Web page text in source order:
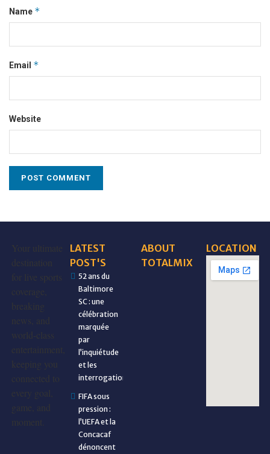
Name *
Email *
Website
Your ultimate
destination
for live sports
coverage,
breaking
news, and
entertainment,
keeping you
connected to
every goal,
game, and
moment.
LATEST
POST'S
52 ans du
Baltimore
SC : une
célébration
marquée
par
l’inquiétude
et les
interrogations
FIFA sous
pression :
l’UEFA et la
Concacaf
dénoncent
ABOUT
TOTALMIX
LOCATION